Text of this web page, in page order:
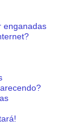
enganadas